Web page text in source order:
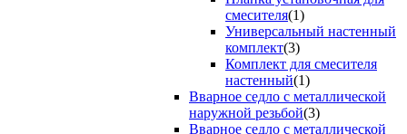
смесителя(1)
Универсальный настенный
комплект(3)
Комплект для смесителя
настенный(1)
Вварное седло с металлической
наружной резьбой(3)
Вварное седло с металлической